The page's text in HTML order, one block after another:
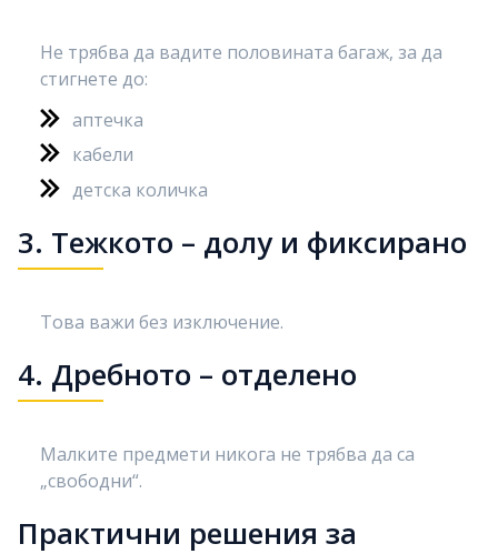
Не трябва да вадите половината багаж, за да
стигнете до:
аптечка
кабели
детска количка
3. Тежкото – долу и фиксирано
Това важи без изключение.
4. Дребното – отделено
Малките предмети никога не трябва да са
„свободни“.
Практични решения за